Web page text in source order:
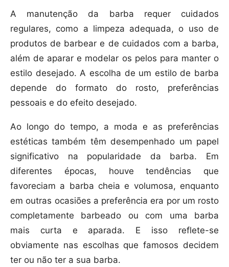
A manutenção da barba requer cuidados
regulares, como a limpeza adequada, o uso de
produtos de barbear e de cuidados com a barba,
além de aparar e modelar os pelos para manter o
estilo desejado. A escolha de um estilo de barba
depende do formato do rosto, preferências
pessoais e do efeito desejado.
Ao longo do tempo, a moda e as preferências
estéticas também têm desempenhado um papel
significativo na popularidade da barba. Em
diferentes épocas, houve tendências que
favoreciam a barba cheia e volumosa, enquanto
em outras ocasiões a preferência era por um rosto
completamente barbeado ou com uma barba
mais curta e aparada. E isso reflete-se
obviamente nas escolhas que famosos decidem
ter ou não ter a sua barba.